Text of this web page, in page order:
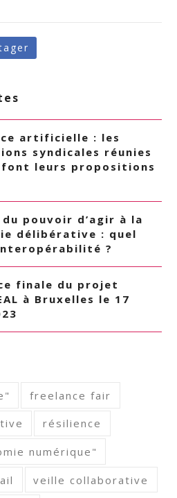
artificielle : les
syndicales réunies
font leurs propositions
du pouvoir d’agir à la
délibérative : quel
?
finale du projet
à Bruxelles le 17
freelance fair
résilience
numérique"
veille collaborative